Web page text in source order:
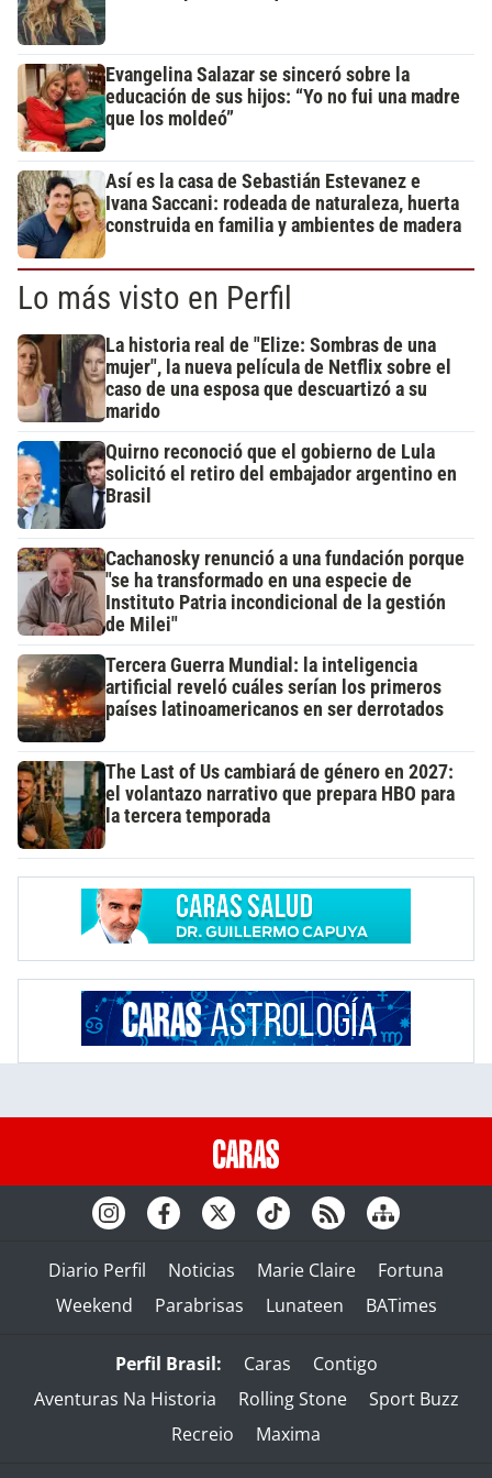
Evangelina Salazar se sinceró sobre la
educación de sus hijos: “Yo no fui una madre
que los moldeó”
Así es la casa de Sebastián Estevanez e
Ivana Saccani: rodeada de naturaleza, huerta
construida en familia y ambientes de madera
Lo más visto en Perfil
La historia real de "Elize: Sombras de una
mujer", la nueva película de Netflix sobre el
caso de una esposa que descuartizó a su
marido
Quirno reconoció que el gobierno de Lula
solicitó el retiro del embajador argentino en
Brasil
Cachanosky renunció a una fundación porque
"se ha transformado en una especie de
Instituto Patria incondicional de la gestión
de Milei"
Tercera Guerra Mundial: la inteligencia
artificial reveló cuáles serían los primeros
países latinoamericanos en ser derrotados
The Last of Us cambiará de género en 2027:
el volantazo narrativo que prepara HBO para
la tercera temporada
Diario Perfil Noticias Marie Claire
Fortuna
Weekend
Parabrisas Lunateen BATimes
Perfil Brasil: Caras
Contigo
Aventuras Na Historia
Rolling Stone
Sport Buzz
Recreio
Maxima